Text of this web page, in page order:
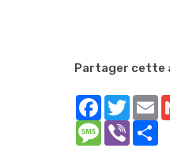
Partager cette
Facebook
Message
Viber